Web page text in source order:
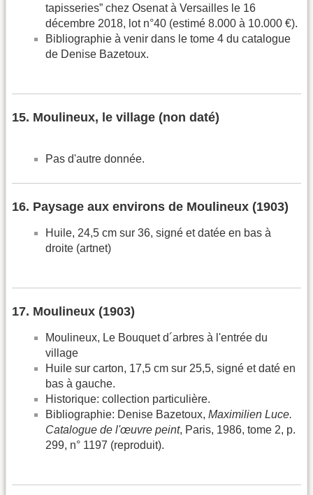
tapisseries” chez Osenat à Versailles le 16
décembre 2018, lot n°40 (estimé 8.000 à 10.000 €).
Bibliographie à venir dans le tome 4 du catalogue
de Denise Bazetoux.
15. Moulineux, le village (non daté)
Pas d'autre donnée.
16. Paysage aux environs de Moulineux (1903)
Huile, 24,5 cm sur 36, signé et datée en bas à
droite (artnet)
17. Moulineux (1903)
Moulineux, Le Bouquet d´arbres à l'entrée du
village
Huile sur carton, 17,5 cm sur 25,5, signé et daté en
bas à gauche.
Historique: collection particulière.
Bibliographie: Denise Bazetoux, Maximilien Luce.
Catalogue de l'œuvre peint, Paris, 1986, tome 2, p.
299, n° 1197 (reproduit).